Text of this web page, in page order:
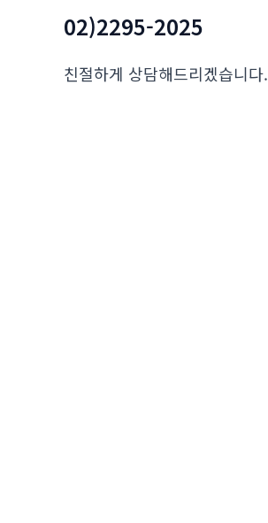
02)2295-2025
친절하게 상담해드리겠습니다.